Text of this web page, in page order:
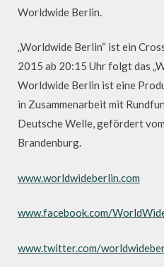
Worldwide Berlin.
„Worldwide Berlin“ ist ein
2015 ab 20:15 Uhr folgt das
Worldwide Berlin ist eine
in Zusammenarbeit mit
Deutsche Welle, gefördert
Brandenburg.
www.worldwideberlin.com
www.facebook.com/
www.twitter.com/